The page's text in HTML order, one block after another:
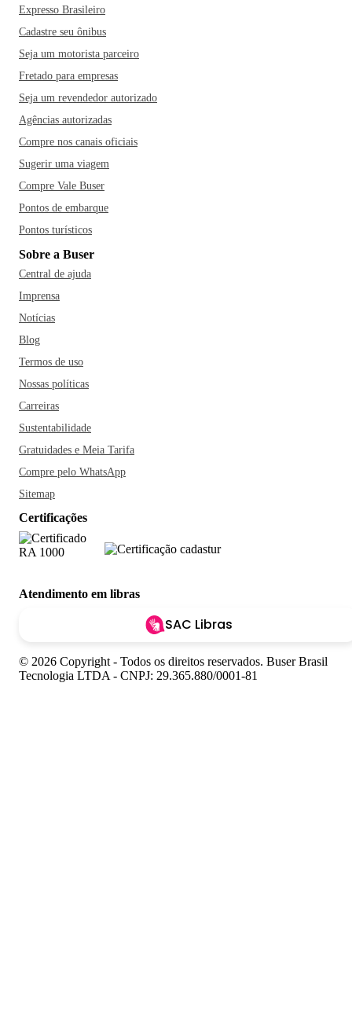
Expresso Brasileiro
Cadastre seu ônibus
Seja um motorista parceiro
Fretado para empresas
Seja um revendedor autorizado
Agências autorizadas
Compre nos canais oficiais
Sugerir uma viagem
Compre Vale Buser
Pontos de embarque
Pontos turísticos
Sobre a Buser
Central de ajuda
Imprensa
Notícias
Blog
Termos de uso
Nossas políticas
Carreiras
Sustentabilidade
Gratuidades e Meia Tarifa
Compre pelo WhatsApp
Sitemap
Certificações
Atendimento em libras
SAC Libras
© 2026 Copyright - Todos os direitos reservados. Buser Brasil
Tecnologia LTDA - CNPJ: 29.365.880/0001-81